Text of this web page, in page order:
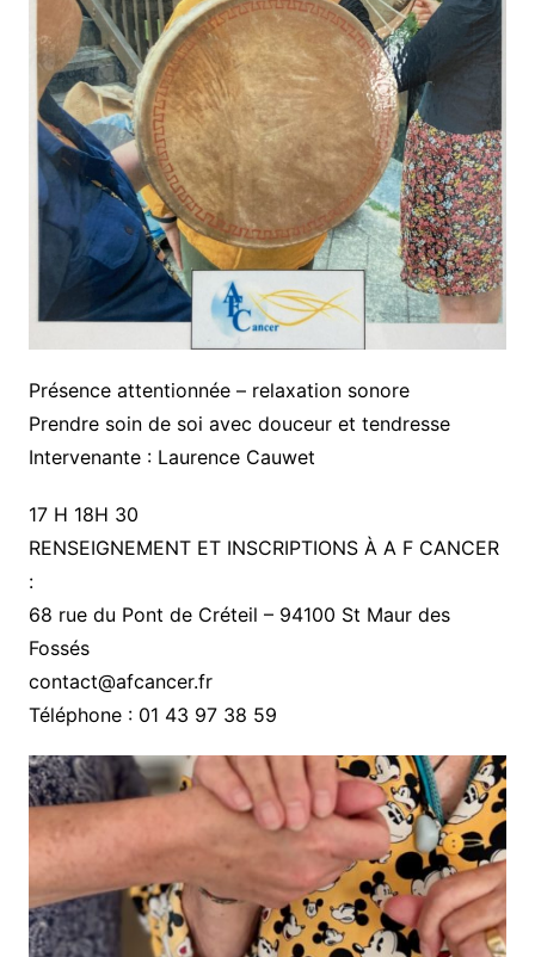
Présence attentionnée – relaxation sonore
Prendre soin de soi avec douceur et tendresse
Intervenante : Laurence Cauwet
17 H 18H 30
RENSEIGNEMENT ET INSCRIPTIONS À A F CANCER
:
68 rue du Pont de Créteil – 94100 St Maur des
Fossés
contact@afcancer.fr
Téléphone : 01 43 97 38 59